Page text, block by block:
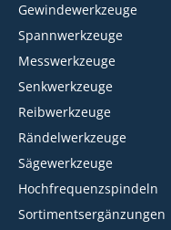
Gewindewerkzeuge
Spannwerkzeuge
Messwerkzeuge
Senkwerkzeuge
Reibwerkzeuge
Rändelwerkzeuge
Sägewerkzeuge
Hochfrequenzspindeln
Sortimentsergänzungen